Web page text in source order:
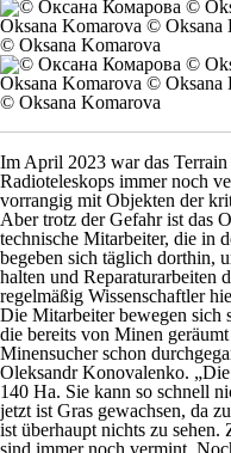
© Oksana Komarova
© Oksana Komarova
Im April 2023 war das
Radioteleskops immer noch
vorrangig mit Objekten der
Aber trotz der Gefahr ist das
technische Mitarbeiter, die in
begeben sich täglich dorthin,
halten und Reparaturarbeiten
regelmäßig Wissenschaftler
Die Mitarbeiter bewegen sich
die bereits von Minen
Minensucher schon
Oleksandr Konovalenko.
140 Ha. Sie kann so schnell
jetzt ist Gras gewachsen, da
ist überhaupt nichts zu